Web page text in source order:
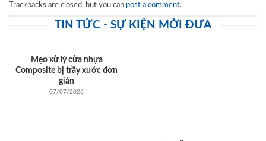
Trackbacks are closed, but you can post a comment.
TIN TỨC - SỰ KIỆN MỚI ĐƯA
Mẹo xử lý cửa nhựa
Composite bị trầy xước đơn
giản
07/07/2026